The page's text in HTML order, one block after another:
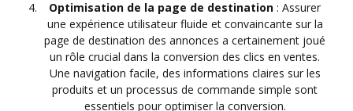
Optimisation de la page de destination : Assurer
une expérience utilisateur fluide et convaincante sur la
page de destination des annonces a certainement joué
un rôle crucial dans la conversion des clics en ventes.
Une navigation facile, des informations claires sur les
produits et un processus de commande simple sont
essentiels pour optimiser la conversion.